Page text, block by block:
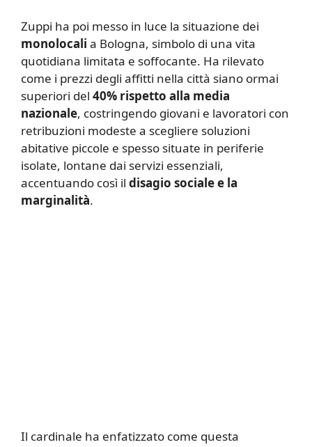
Zuppi ha poi messo in luce la situazione dei
monolocali a Bologna, simbolo di una vita
quotidiana limitata e soffocante. Ha rilevato
come i prezzi degli affitti nella città siano ormai
superiori del 40% rispetto alla media
nazionale, costringendo giovani e lavoratori con
retribuzioni modeste a scegliere soluzioni
abitative piccole e spesso situate in periferie
isolate, lontane dai servizi essenziali,
accentuando così il disagio sociale e la
marginalità.
Il cardinale ha enfatizzato come questa